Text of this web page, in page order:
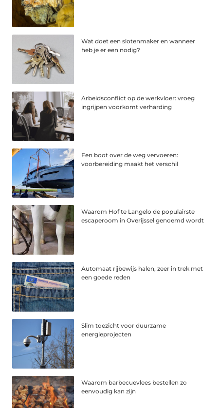
Wat doet een slotenmaker en wanneer
heb je er een nodig?
Arbeidsconflict op de werkvloer: vroeg
ingrijpen voorkomt verharding
Een boot over de weg vervoeren:
voorbereiding maakt het verschil
Waarom Hof te Langelo de populairste
escaperoom in Overijssel genoemd wordt
Automaat rijbewijs halen, zeer in trek met
een goede reden
Slim toezicht voor duurzame
energieprojecten
Waarom barbecuevlees bestellen zo
eenvoudig kan zijn